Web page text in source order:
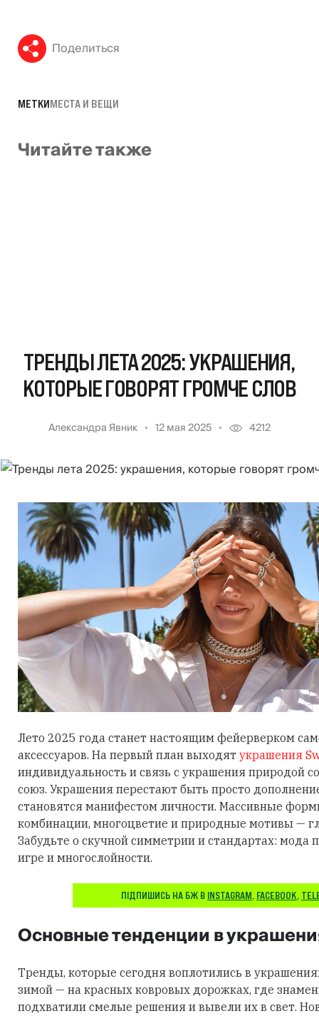
Поделиться
МЕТКИМЕСТА И ВЕЩИ
Читайте также
ТРЕНДЫ ЛЕТА 2025: УКРАШЕНИЯ,
КОТОРЫЕ ГОВОРЯТ ГРОМЧЕ СЛОВ
Александра Явник 12 мая 2025 4212
Лето 2025 года станет настоящим фейерверком
аксессуаров. На первый план выходят украшения
индивидуальность и связь с украшения природой
союз. Украшения перестают быть просто
становятся манифестом личности. Массивные
комбинации, многоцветие и природные мотивы —
Забудьте о скучной симметрии и стандартах: мода
игре и многослойности.
ПІДПИШИСЬ НА БЖ В INSTAGRAM, FACEBOOK,
Основные тенденции в
Тренды, которые сегодня воплотились в
зимой — на красных ковровых дорожках, где
подхватили смелые решения и вывели их в свет.